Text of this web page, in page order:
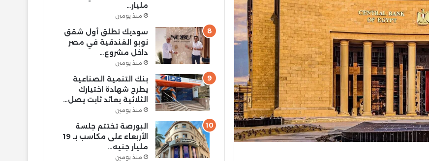
مليار…
منذ يومين
سوديك تطلق أول شقق
نوبو الفندقية في مصر
داخل مشروع…
منذ يومين
بنك التنمية الصناعية
يطرح شهادة اختيارك
الثلاثية بعائد ثابت يصل…
منذ يومين
البورصة تختتم جلسة
الأربعاء على مكاسب بـ 19
مليار جنيه…
منذ يومين